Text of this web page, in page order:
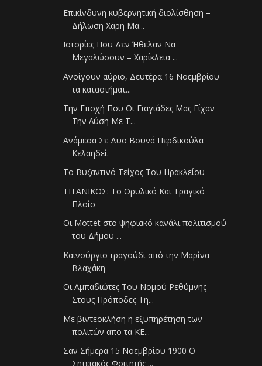
Επικίνδυνη κυβερνητική διολίσθηση –
Δήλωση Χάρη Μα...
Ιστορίες Που Δεν Ήθελαν Να
Μεγαλώσουν – Χαρίκλεια ...
Ανοίγουν αύριο, Δευτέρα 16 Νοεμβρίου
τα καταστήματ...
Την Εποχή Που Οι Γιαγιάδες Μας Είχαν
Την Λύση Με Τ...
Ανάμεσα Σε Δυο Βουνά Περδικούλα
Κελαηδεί.
Το Βυζαντινό Τείχος Του Ηρακλείου
ΤΙΤΑΝΙΚΟΣ: Το Θρυλικό Και Τραγικό
Πλοίο
Οι Mottet στο ψηφιακό κανάλι πολιτισμού
του Δήμου ...
Καινούργιο τραγούδι από την Μαρίνα
Βλαχάκη
Οι Αμπαδιώτες Του Νομού Ρεθύμνης
Στους Πρόποδες Τη...
Με βιντεοκλήση η εξυπηρέτηση των
πολιτών απο τα ΚΕ...
Σαν Σήμερα 15 Νοεμβρίου 1900 Ο
Σητειακός Φοιτητής ...